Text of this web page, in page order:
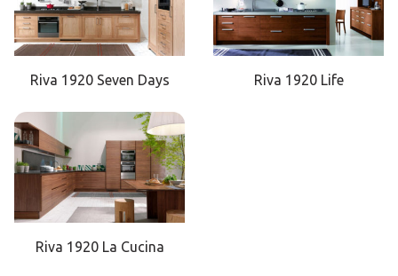
Riva 1920 Seven Days Riva 1920 Life
Riva 1920 La Cucina